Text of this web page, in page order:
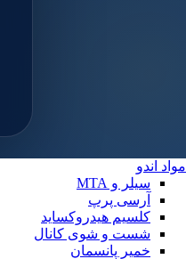
کاپ و مولت پرداخت
مواد اندو
سیلر و MTA
آرسی پرپ
کلسیم هیدروکساید
شست و شوی کانال
خمیر پانسمان